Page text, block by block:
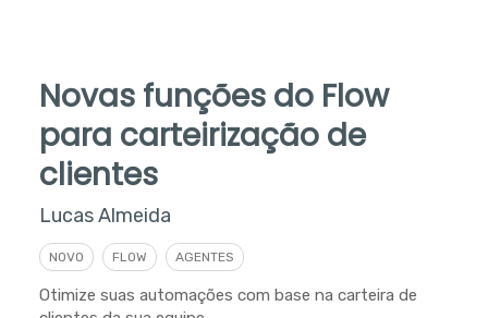
Novas funções do Flow
para carteirização de
clientes
Lucas Almeida
NOVO FLOW AGENTES
Otimize suas automações com base na carteira de